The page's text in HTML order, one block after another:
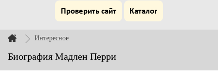
Проверить сайт Каталог
Интересное
Биография Мадлен Перри